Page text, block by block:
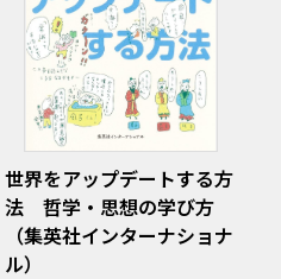
世界をアップデートする方
法 哲学・思想の学び方
（集英社インターナショナ
ル）